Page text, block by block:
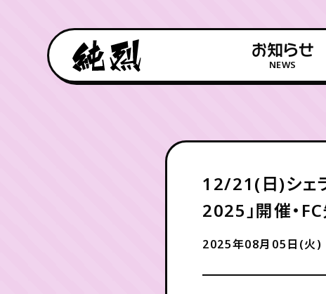
お知らせ
NEWS
12/21(日)シェ
2025」開催・
2025年08月05日(火)